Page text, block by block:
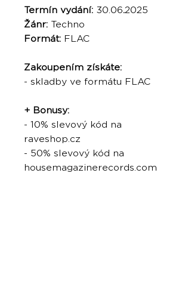
Termín vydání: 30.06.2025
Žánr: Techno
Formát: FLAC
Zakoupením získáte:
- skladby ve formátu FLAC
+ Bonusy:
- 10% slevový kód na
raveshop.cz
- 50% slevový kód na
housemagazinerecords.com